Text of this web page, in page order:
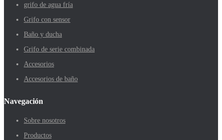
grifo de agua fría
Grifo con sensor
Baño y ducha
Grifo de serie combinada
Accesorios
Accesorios de baño
Navegación
Sobre nosotros
Productos